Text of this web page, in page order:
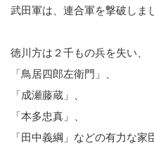
武田軍は、連合軍を撃破しま
徳川方は２千もの兵を失い、
「鳥居四郎左衛門」、
「成瀬藤蔵」、
「本多忠真」、
「田中義綱」などの有力な家